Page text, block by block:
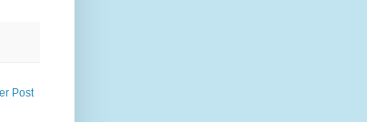
Post